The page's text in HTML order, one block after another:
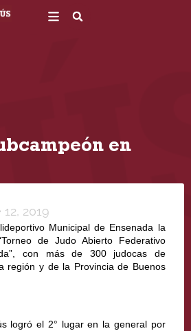
en
2019
Municipal de Ensenada la
de Judo Abierto Federativo
con más de 300 judocas de
región y de la Provincia de Buenos
logró el 2° lugar en la general por